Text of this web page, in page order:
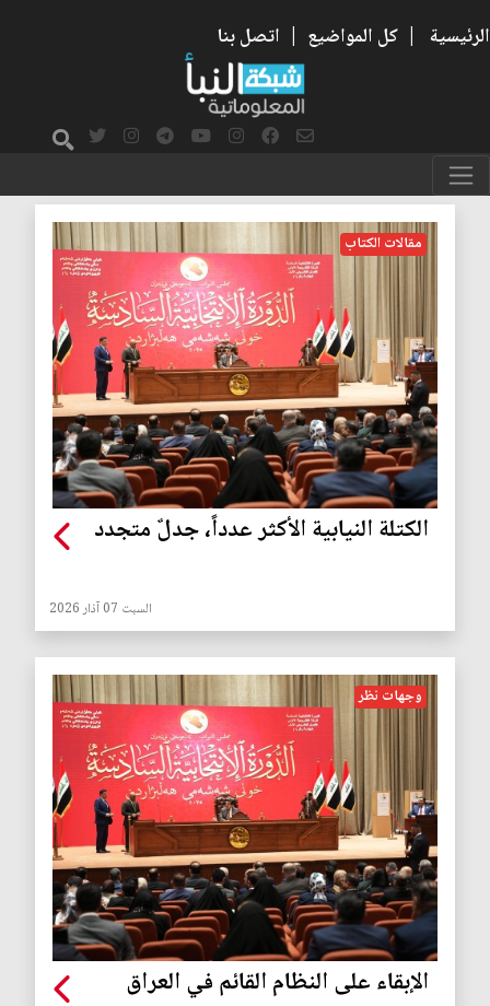
الرئيسية | كل المواضيع | اتصل بنا
الانتخابات العراقية
مقالات الكتاب
الكتلة النيابية الأكثر عدداً، جدلٌ متجدد
السبت 07 آذار 2026
وجهات نظر
الإبقاء على النظام القائم في العراق